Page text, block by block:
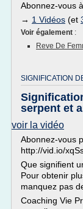
Abonnez-vous
→ 1 Vidéos (et
Voir également :
Reve De
SIGNIFICATION
serpent et
voir la vidéo
Abonnez-vous
http://vid.io/
Que signifient
Pour obtenir
manquez pas
Coaching Vie